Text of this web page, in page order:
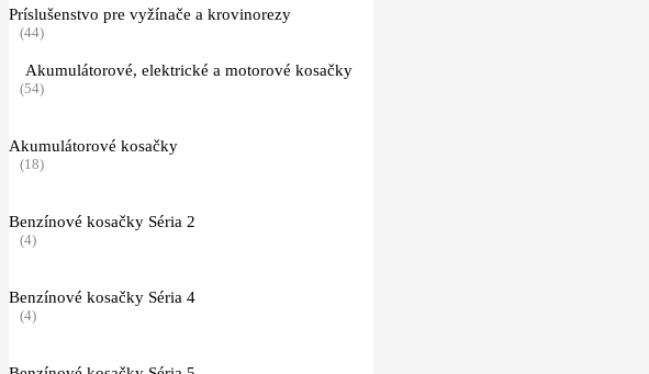
Príslušenstvo pre vyžínače a krovinorezy
(44)
Akumulátorové, elektrické a motorové kosačky
(54)
Akumulátorové kosačky
(18)
Benzínové kosačky Séria 2
(4)
Benzínové kosačky Séria 4
(4)